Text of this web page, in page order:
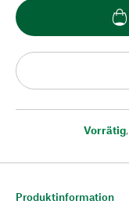
Vorrätig,
Produktinformation